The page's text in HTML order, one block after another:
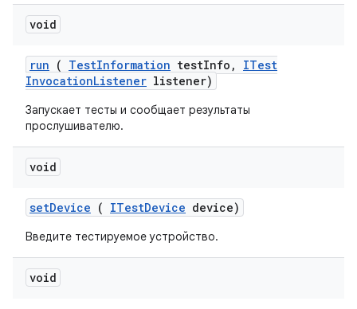
void
run ( TestInformation testInfo ,
ITest
InvocationListener listener)
Запускает тесты и сообщает результаты
прослушивателю.
void
setDevice ( ITestDevice device)
Введите тестируемое устройство.
void